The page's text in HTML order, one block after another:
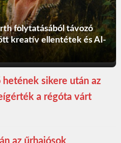
folytatásából távozó
kreatív ellentétek és AI-
sikere után az
a régóta várt
az űrhajósok